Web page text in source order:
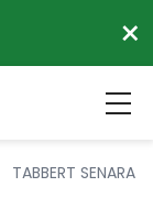
×
TABBERT SENARA